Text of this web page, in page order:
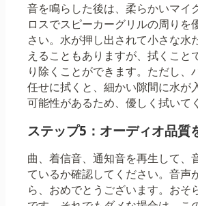
音を鳴らした後は、柔らかいマイ
ロスでスピーカーグリルの周りを
さい。水が押し出されて小さな水
えることもありますが、拭くこと
り除くことができます。ただし、
任せに拭くと、細かい隙間に水が
可能性があるため、優しく拭いて
ステップ5：オーディオ品質
曲、着信音、通知音を再生して、
ているか確認してください。音声
ら、おめでとうございます。おそ